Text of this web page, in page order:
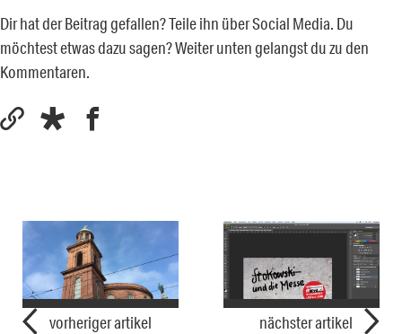
Dir hat der Beitrag gefallen? Teile ihn über Social Media. Du
möchtest etwas dazu sagen? Weiter unten gelangst du zu den
Kommentaren.
vorheriger artikel nächster artikel